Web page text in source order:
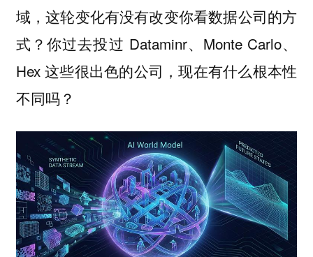
域，这轮变化有没有改变你看数据公司的方
式？你过去投过 Dataminr、Monte Carlo、
Hex 这些很出色的公司，现在有什么根本性
不同吗？